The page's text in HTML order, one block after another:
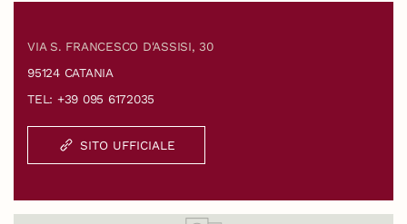
VIA S. FRANCESCO D'ASSISI, 30
95124 CATANIA
TEL: +39 095 6172035
SITO UFFICIALE